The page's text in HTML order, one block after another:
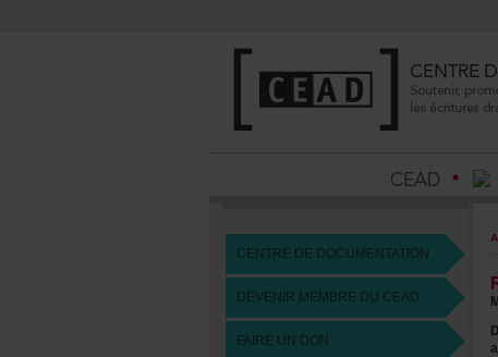
CENTREDEDOCUMENTATION
DEVENIRMEMBREDUCEAD
FAIREUNDON